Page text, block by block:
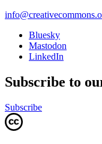
Bluesky
Mastodon
LinkedIn
Subscribe to
Subscribe